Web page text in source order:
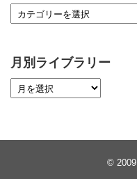
月別ライブラリー
© 2009